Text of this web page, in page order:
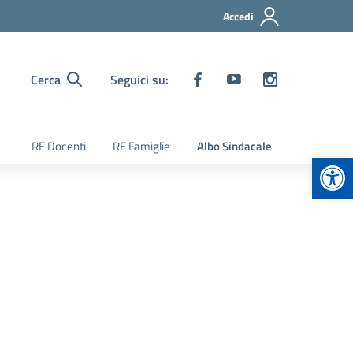
Accedi
Cerca Seguici su:
RE Docenti RE Famiglie Albo Sindacale